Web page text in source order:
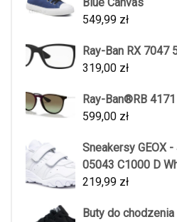
549,99 zł
Ray-Ban RX 7047
319,00 zł
Ray-Ban®RB
599,00 zł
Sneakersy GEOX
05043 C1000 D
219,99 zł
Buty do